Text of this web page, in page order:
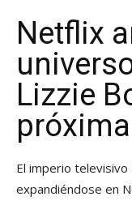
Netflix
Lizzie
El imperio televisivo
expandiéndose en